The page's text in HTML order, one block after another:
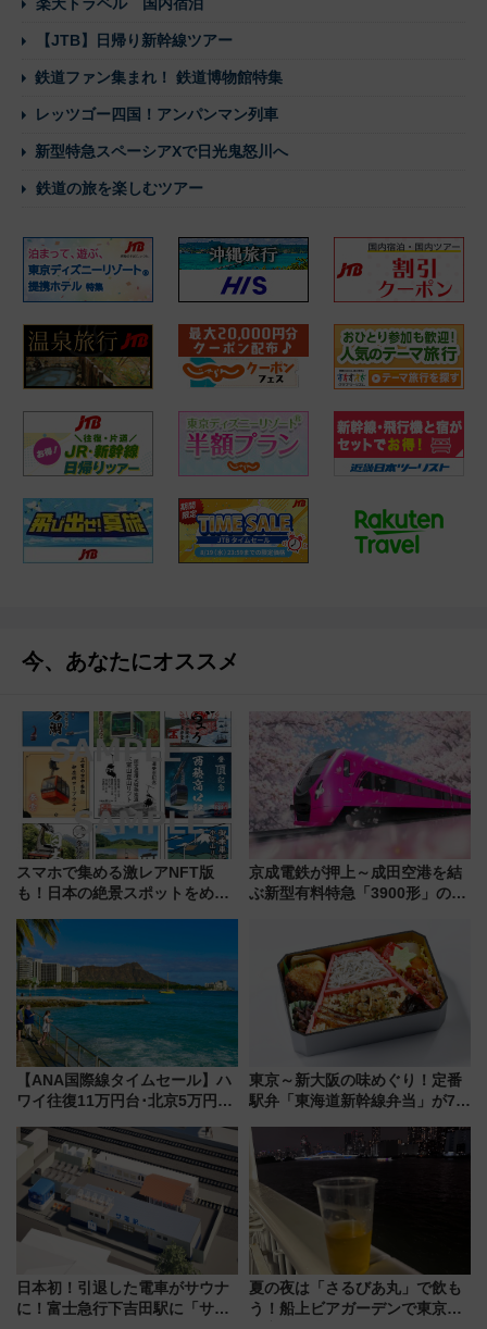
【JTB】日帰り新幹線ツアー
鉄道ファン集まれ！ 鉄道博物館特集
レッツゴー四国！アンパンマン列車
新型特急スペーシアXで日光鬼怒川へ
鉄道の旅を楽しむツアー
今、あなたにオススメ
スマホで集める激レアNFT版
も！日本の絶景スポットをめぐ
ん)」企画がスタート
京成電鉄が押上～成田空港を結
ぶ新型有料特急「3900形」のコ
【ANA国際線タイムセール】ハ
ワイ往復11万円台･北京5万円台
来春のGW旅行まで狙える激ア
ツ路線まとめ（8/10まで）
東京～新大阪の味めぐり！定番
駅弁「東海道新幹線弁当」が7月
日本初！引退した電車がサウナ
に！富士急行下吉田駅に「サ電
夏の夜は「さるびあ丸」で飲も
う！船上ビアガーデンで東京湾